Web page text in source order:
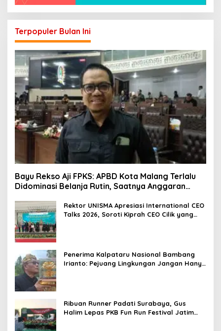
Terpopuler Bulan Ini
Bayu Rekso Aji FPKS: APBD Kota Malang Terlalu
Didominasi Belanja Rutin, Saatnya Anggaran
Rektor UNISMA Apresiasi International CEO
Talks 2026, Soroti Kiprah CEO Cilik yang
Penerima Kalpataru Nasional Bambang
Irianto: Pejuang Lingkungan Jangan Hanya
Ribuan Runner Padati Surabaya, Gus
Halim Lepas PKB Fun Run Festival Jatim